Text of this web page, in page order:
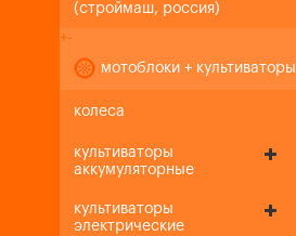
(строймаш, россия)
+-
мотоблоки + культиваторы
колеса
культиваторы
аккумуляторные
культиваторы
электрические